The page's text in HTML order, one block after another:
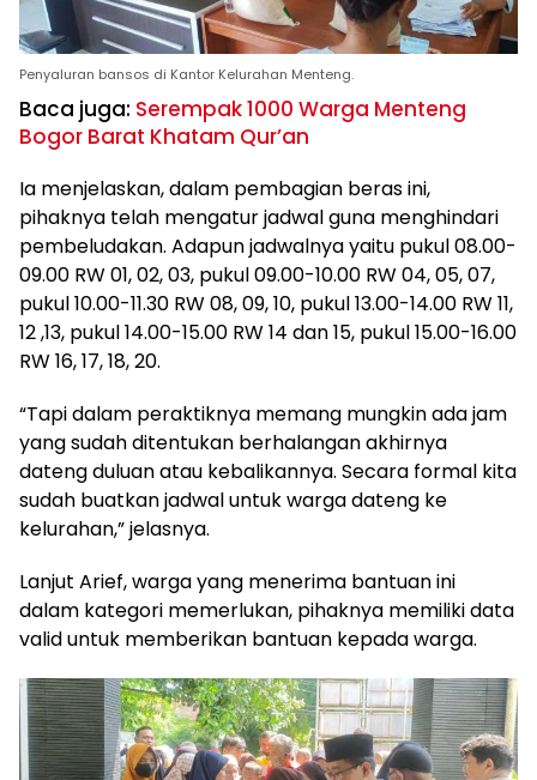
Penyaluran bansos di Kantor Kelurahan Menteng.
Baca juga: Serempak 1000 Warga Menteng
Bogor Barat Khatam Qur’an
Ia menjelaskan, dalam pembagian beras ini,
pihaknya telah mengatur jadwal guna menghindari
pembeludakan. Adapun jadwalnya yaitu pukul 08.00-
09.00 RW 01, 02, 03, pukul 09.00-10.00 RW 04, 05, 07,
pukul 10.00-11.30 RW 08, 09, 10, pukul 13.00-14.00 RW 11,
12 ,13, pukul 14.00-15.00 RW 14 dan 15, pukul 15.00-16.00
RW 16, 17, 18, 20.
“Tapi dalam peraktiknya memang mungkin ada jam
yang sudah ditentukan berhalangan akhirnya
dateng duluan atau kebalikannya. Secara formal kita
sudah buatkan jadwal untuk warga dateng ke
kelurahan,” jelasnya.
Lanjut Arief, warga yang menerima bantuan ini
dalam kategori memerlukan, pihaknya memiliki data
valid untuk memberikan bantuan kepada warga.